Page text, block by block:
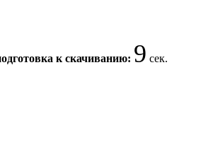
к скачиванию: 8 сек.